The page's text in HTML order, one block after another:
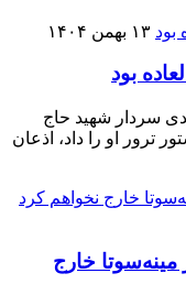
۱۳ بهمن ۱۴۰۴
بود
سردار شهید حاج
که در ژانویه سال ۲۰۲۰ دستور ترور او را داد، اذعان
مینه‌سوتا خارج